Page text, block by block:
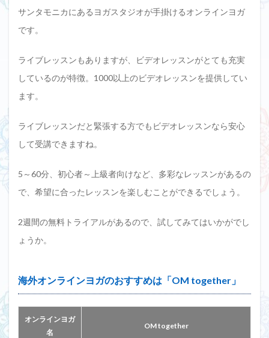
サンタモニカにあるヨガスタジオが手掛けるオンラインヨガ
です。
ライブレッスンもありますが、ビデオレッスンがとても充実
しているのが特徴。1000以上のビデオレッスンを提供してい
ます。
ライブレッスンだと緊張する方でもビデオレッスンなら安心
して受講できますね。
5～60分、初心者～上級者向けなど、多彩なレッスンがあるの
で、希望に合ったレッスンを楽しむことができるでしょう。
2週間の無料トライアルがあるので、試してみてはいかがでし
ょうか。
海外オンラインヨガのおすすめは「OM together」
オンラインヨガ
名
OM together